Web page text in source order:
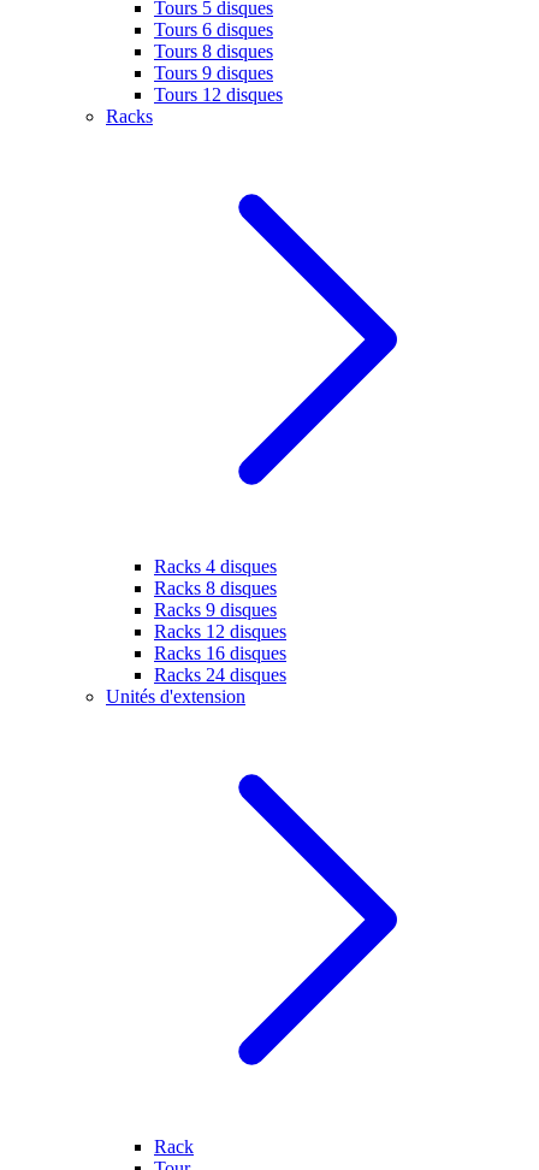
Tours 5 disques
Tours 6 disques
Tours 8 disques
Tours 9 disques
Tours 12 disques
Racks
Racks 4 disques
Racks 8 disques
Racks 9 disques
Racks 12 disques
Racks 16 disques
Racks 24 disques
Unités d'extension
Rack